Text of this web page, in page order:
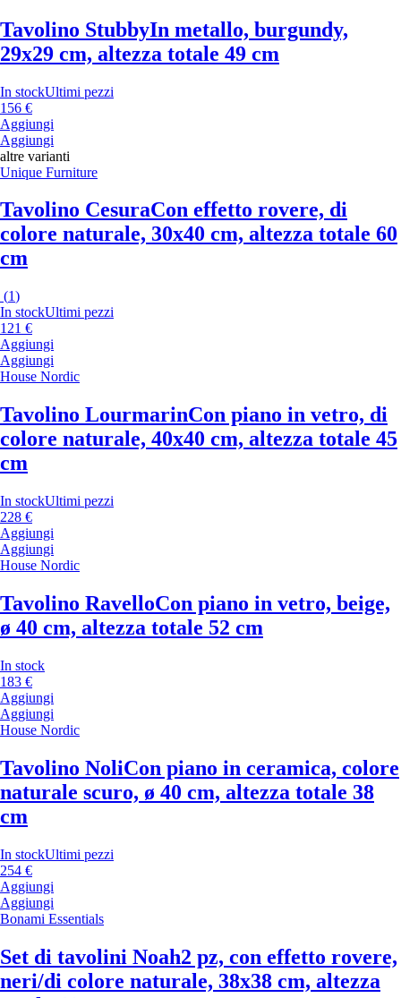
Tavolino StubbyIn metallo, burgundy,
29x29 cm, altezza totale 49 cm
In stockUltimi pezzi
156 €
Aggiungi
Aggiungi
altre varianti
Unique Furniture
Tavolino CesuraCon effetto rovere, di
colore naturale, 30x40 cm, altezza totale 60
cm
(1)
In stockUltimi pezzi
121 €
Aggiungi
Aggiungi
House Nordic
Tavolino LourmarinCon piano in vetro, di
colore naturale, 40x40 cm, altezza totale 45
cm
In stockUltimi pezzi
228 €
Aggiungi
Aggiungi
House Nordic
Tavolino RavelloCon piano in vetro, beige,
ø 40 cm, altezza totale 52 cm
In stock
183 €
Aggiungi
Aggiungi
House Nordic
Tavolino NoliCon piano in ceramica, colore
naturale scuro, ø 40 cm, altezza totale 38
cm
In stockUltimi pezzi
254 €
Aggiungi
Aggiungi
Bonami Essentials
Set di tavolini Noah2 pz, con effetto rovere,
neri/di colore naturale, 38x38 cm, altezza